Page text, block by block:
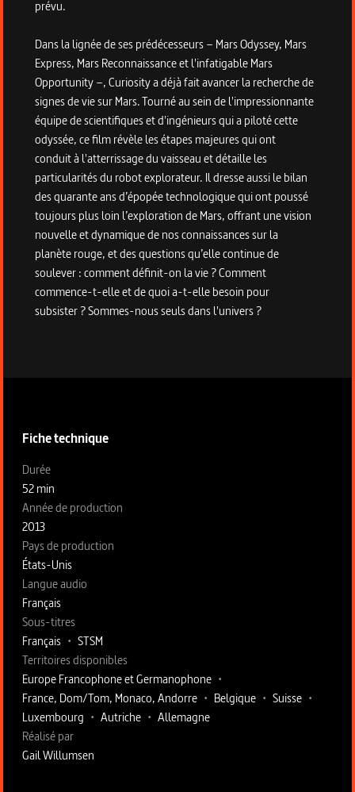
prévu.
Dans la lignée de ses prédécesseurs – Mars Odyssey, Mars
Express, Mars Reconnaissance et l'infatigable Mars
Opportunity –, Curiosity a déjà fait avancer la recherche de
signes de vie sur Mars. Tourné au sein de l'impressionnante
équipe de scientifiques et d'ingénieurs qui a piloté cette
odyssée, ce film révèle les étapes majeures qui ont
conduit à l'atterrissage du vaisseau et détaille les
particularités du robot explorateur. Il dresse aussi le bilan
des quarante ans d’épopée technologique qui ont poussé
toujours plus loin l’exploration de Mars, offrant une vision
nouvelle et dynamique de nos connaissances sur la
planète rouge, et des questions qu’elle continue de
soulever : comment définit-on la vie ? Comment
commence-t-elle et de quoi a-t-elle besoin pour
subsister ? Sommes-nous seuls dans l'univers ?
Fiche technique
Fiche technique section gauche
Durée
52 min
Année de production
2013
Pays de production
États-Unis
Langue audio
Français
Sous-titres
Français • STSM
Territoires disponibles
Europe Francophone et Germanophone •
France, Dom/Tom, Monaco, Andorre • Belgique • Suisse •
Luxembourg • Autriche • Allemagne
Fiche technique section droite
Réalisé par
Gail Willumsen